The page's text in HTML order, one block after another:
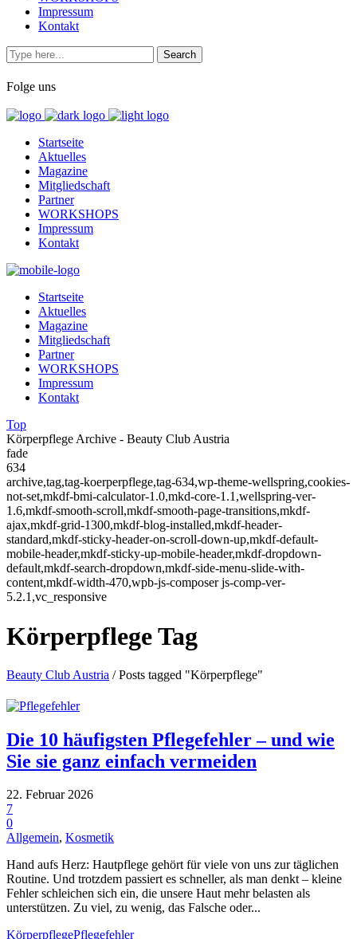
Impressum
Kontakt
Folge uns
Startseite
Aktuelles
Magazine
Mitgliedschaft
Partner
WORKSHOPS
Impressum
Kontakt
Startseite
Aktuelles
Magazine
Mitgliedschaft
Partner
WORKSHOPS
Impressum
Kontakt
Top
Körperpflege Archive - Beauty Club Austria
fade
634
archive,tag,tag-koerperpflege,tag-634,wp-theme-wellspring,cookies-
not-set,mkdf-bmi-calculator-1.0,mkd-core-1.1,wellspring-ver-
1.6,mkdf-smooth-scroll,mkdf-smooth-page-transitions,mkdf-
ajax,mkdf-grid-1300,mkdf-blog-installed,mkdf-header-
standard,mkdf-sticky-header-on-scroll-down-up,mkdf-default-
mobile-header,mkdf-sticky-up-mobile-header,mkdf-dropdown-
default,mkdf-search-dropdown,mkdf-side-menu-slide-with-
content,mkdf-width-470,wpb-js-composer js-comp-ver-
5.2.1,vc_responsive
Körperpflege Tag
Beauty Club Austria /Posts tagged "Körperpflege"
Die 10 häufigsten Pflegefehler – und wie
Sie sie ganz einfach vermeiden
22. Februar 2026
7
0
Allgemein, Kosmetik
Hand aufs Herz: Hautpflege gehört für viele von uns zur täglichen
Routine. Und trotzdem passiert es schneller, als man denkt – kleine
Fehler schleichen sich ein, die unsere Haut mehr belasten als
unterstützen. Zu viel, zu wenig, das Falsche oder...
KörperpflegePflegefehler